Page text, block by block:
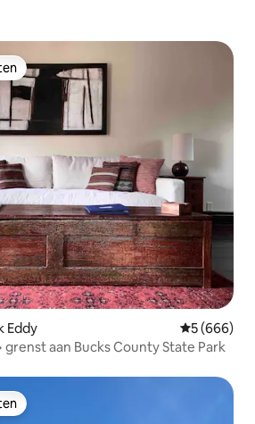
Eddy
5 (666)
aan Bucks County State Park